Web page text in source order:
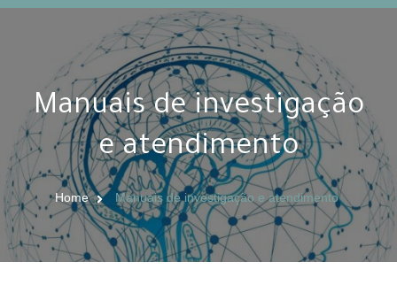
Manuais de investigação
e atendimento
Home Manuais de investigação e atendimento